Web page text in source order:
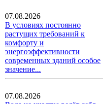
07.08.2026
В условиях постоянно
растущих требований к
комфорту и
энергоэффективности
современных зданий особое
значение...
07.08.2026